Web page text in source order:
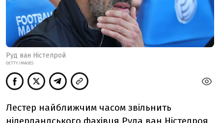
Руд ван Ністелрой
GETTY IMAGES
Лестер найближчим часом звільнить